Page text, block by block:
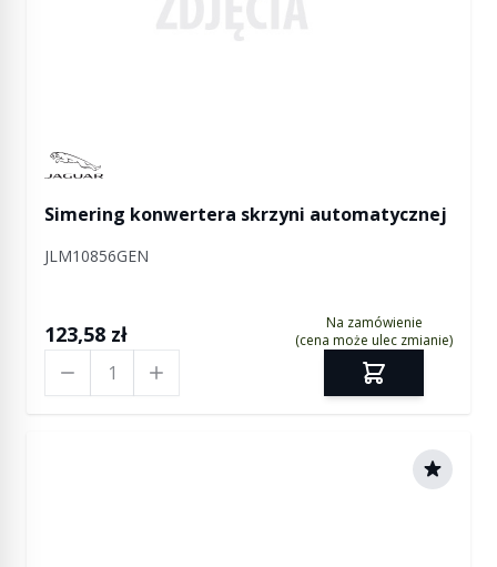
Manufactured by Jaguar
Simering konwertera skrzyni automatycznej
JLM10856GEN
123,58 zł
Na zamówienie
(cena może ulec zmianie)